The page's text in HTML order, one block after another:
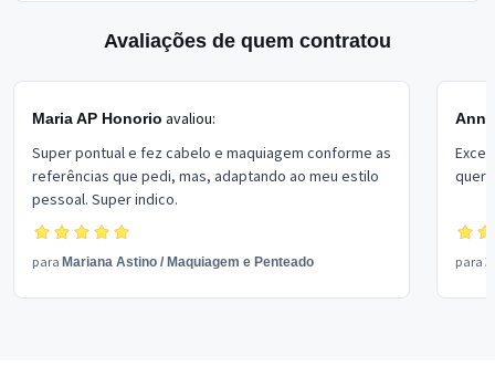
Avaliações de quem contratou
Maria AP Honorio avaliou:
Super pontual e fez cabelo e maquiagem conforme as
referências que pedi, mas, adaptando ao meu estilo
pessoal. Super indico.
para Mariana Astino / Maquiagem e Penteado para